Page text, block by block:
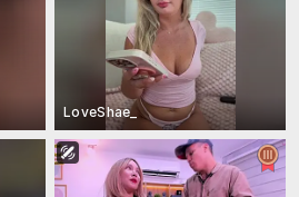
LoveShae_